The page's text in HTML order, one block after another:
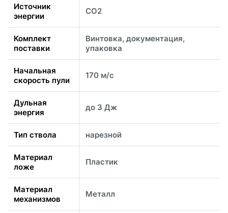
Источник
энергии
CO2
Комплект
поставки
Винтовка, документация,
упаковка
Начальная
скорость пули
170 м/с
Дульная
энергия
до 3 Дж
Тип ствола нарезной
Материал
ложе
Пластик
Материал
механизмов
Металл